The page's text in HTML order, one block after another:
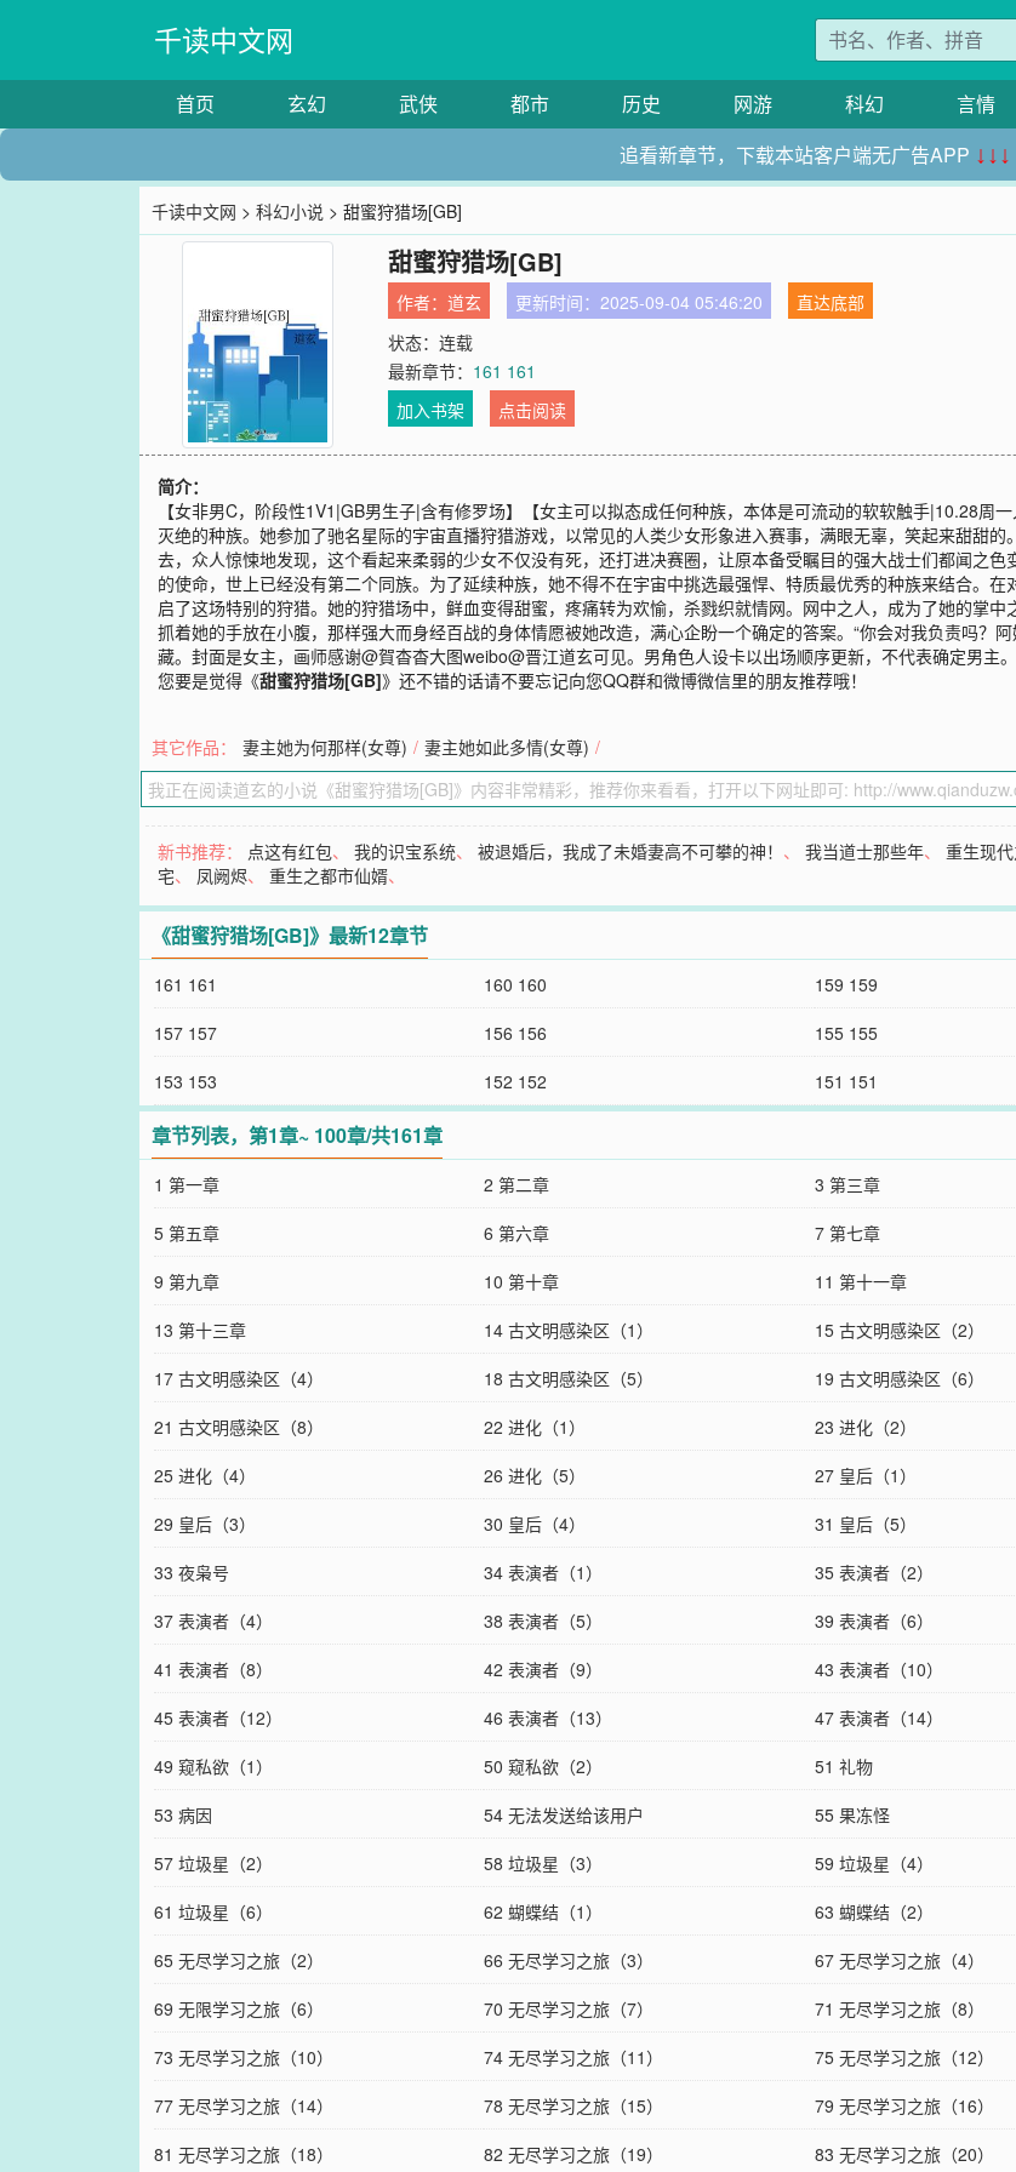
千读中文网
首页 玄幻 武侠 都市 历史 网游 科幻 言情
追看新章节，下载本站客户端无广告APP ↓↓↓
千读中文网 >科幻小说 > 甜蜜狩猎场[GB]
甜蜜狩猎场[GB]
作者：道玄 更新时间：2025-09-04 05:46:20
直达底部
状态：连载
最新章节： 161 161
加入书架
点击阅读
简介：
【女非男C，阶段性1V1|GB男生子|含有修罗场】【女主可以拟态成任何种族，本体是可流动的软软触手|10.28周
灭绝的种族。她参加了驰名星际的宇宙直播狩猎游戏，以常见的人类少女形象进入赛事，满眼无辜，笑起来甜甜
去，众人惊悚地发现，这个看起来柔弱的少女不仅没有死，还打进决赛圈，让原本备受瞩目的强大战士们都闻之
的使命，世上已经没有第二个同族。为了延续种族，她不得不在宇宙中挑选最强悍、特质最优秀的种族来结合。
启了这场特别的狩猎。她的狩猎场中，鲜血变得甜蜜，疼痛转为欢愉，杀戮织就情网。网中之人，成为了她的掌
抓着她的手放在小腹，那样强大而身经百战的身体情愿被她改造，满心企盼一个确定的答案。“你会对我负责吗？
藏。封面是女主，画师感谢@賀杳杳大图weibo@晋江道玄可见。男角色人设卡以出场顺序更新，不代表确定男主。
您要是觉得《甜蜜狩猎场[GB]》还不错的话请不要忘记向您QQ群和微博微信里的朋友推荐哦！
其它作品： 妻主她为何那样(女尊) / 妻主她如此多情(女尊) /
新书推荐： 点这有红包、我的识宝系统、被退婚后，我成了未婚妻高不可攀的神！ 、我当道士那些年、重生现
宅、 凤阙烬、重生之都市仙婿、
《甜蜜狩猎场[GB]》最新12章节
161 161 160 160 159 159
157 157
156 156 155 155
153 153
152 152 151 151
章节列表，第1章~ 100章/共161章
1 第一章 2 第二章 3 第三章
5 第五章
6 第六章 7 第七章
9 第九章
10 第十章 11 第十一章
13 第十三章
14 古文明感染区（1） 15 古文明感染区（2）
17 古文明感染区（4）
18 古文明感染区（5） 19 古文明感染区（6）
21 古文明感染区（8）
22 进化（1） 23 进化（2）
25 进化（4）
26 进化（5） 27 皇后（1）
29 皇后（3）
30 皇后（4） 31 皇后（5）
33 夜枭号
34 表演者（1） 35 表演者（2）
37 表演者（4）
38 表演者（5） 39 表演者（6）
41 表演者（8）
42 表演者（9） 43 表演者（10）
45 表演者（12）
46 表演者（13） 47 表演者（14）
49 窥私欲（1）
50 窥私欲（2） 51 礼物
53 病因
54 无法发送给该用户 55 果冻怪
57 垃圾星（2）
58 垃圾星（3） 59 垃圾星（4）
61 垃圾星（6）
62 蝴蝶结（1） 63 蝴蝶结（2）
65 无尽学习之旅（2）
66 无尽学习之旅（3） 67 无尽学习之旅（4）
69 无限学习之旅（6）
70 无尽学习之旅（7） 71 无尽学习之旅（8）
73 无尽学习之旅（10）
74 无尽学习之旅（11） 75 无尽学习之旅（12）
77 无尽学习之旅（14）
78 无尽学习之旅（15） 79 无尽学习之旅（16）
81 无尽学习之旅（18）
82 无尽学习之旅（19） 83 无尽学习之旅（20）